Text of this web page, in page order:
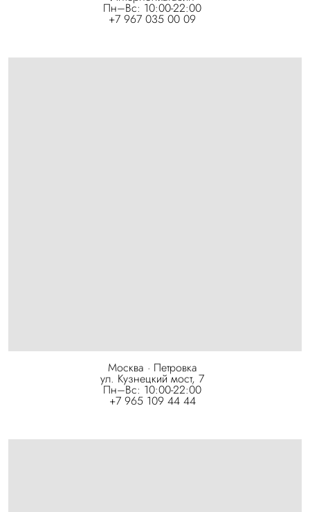
Пн–Вс: 10:00-22:00
+7 967 035 00 09
Москва · Петровка
ул. Кузнецкий мост, 7
Пн–Вс: 10:00-22:00
+7 965 109 44 44